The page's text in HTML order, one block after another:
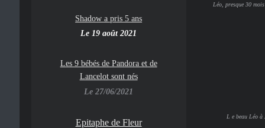
Léo, presque 30 mois
L e beau Léo à
Shadow a pris 5 ans
Le 19 août 2021
Les 9 bébés de Pandora et de
Lancelot sont nés
Le 27/06/2021
Epitaphe de Fleur